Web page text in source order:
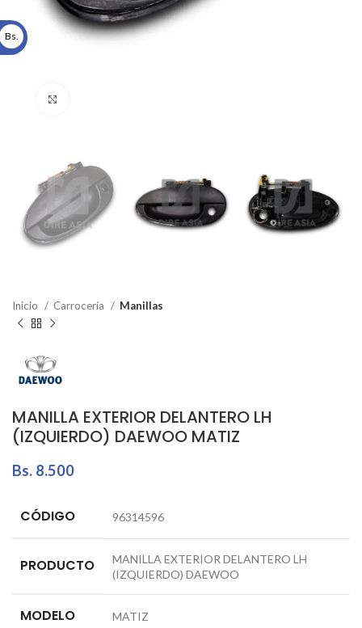
Inicio Carrocería Manillas
MANILLA EXTERIOR DELANTERO LH
(IZQUIERDO) DAEWOO MATIZ
Bs. 8.500
CÓDIGO 96314596
PRODUCTO
MANILLA EXTERIOR DELANTERO LH
(IZQUIERDO) DAEWOO
MODELO MATIZ
Bs.